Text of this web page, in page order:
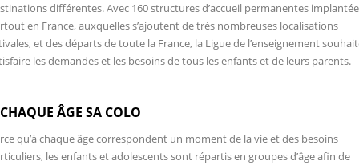
différentes. Avec 160 structures d’accueil permanentes
en France, auxquelles s’ajoutent de très nombreuses localisations
et des départs de toute la France, la Ligue de l’enseignement
les demandes et les besoins de tous les enfants et de leurs parents.
ÂGE SA COLO
qu’à chaque âge correspondent un moment de la vie et des besoins
les enfants et adolescents sont répartis en groupes d’âge afin de